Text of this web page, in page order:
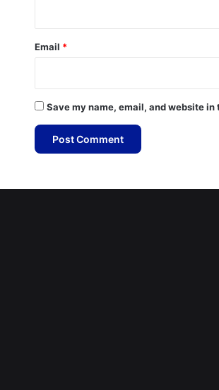
Email *
Save my name, email, and website